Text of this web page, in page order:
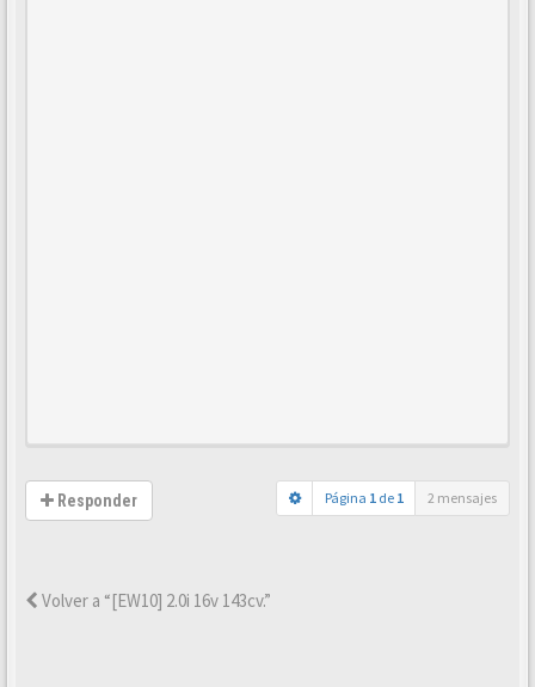
Responder Página 1 de 1 2 mensajes
Volver a “[EW10] 2.0i 16v 143cv.”